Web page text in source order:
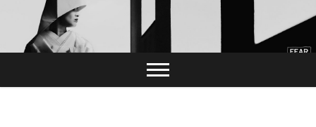
ブランチピクチャ
ー 嶋田陽介
長崎 カメラマン